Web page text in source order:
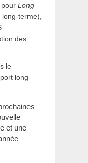
Long
terme),
des
et une